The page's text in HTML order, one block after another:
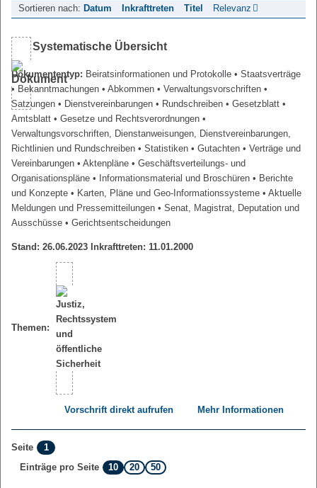
Sortieren nach: Datum Inkrafttreten Titel Relevanz
Systematische Übersicht
Dokumententyp: Beiratsinformationen und Protokolle • Staatsverträge
• Bekanntmachungen • Abkommen • Verwaltungsvorschriften •
Satzungen • Dienstvereinbarungen • Rundschreiben • Gesetzblatt •
Amtsblatt • Gesetze und Rechtsverordnungen •
Verwaltungsvorschriften, Dienstanweisungen, Dienstvereinbarungen,
Richtlinien und Rundschreiben • Statistiken • Gutachten • Verträge und
Vereinbarungen • Aktenpläne • Geschäftsverteilungs- und
Organisationspläne • Informationsmaterial und Broschüren • Berichte
und Konzepte • Karten, Pläne und Geo-Informationssysteme • Aktuelle
Meldungen und Pressemitteilungen • Senat, Magistrat, Deputation und
Ausschüsse • Gerichtsentscheidungen
Stand: 26.06.2023 Inkrafttreten: 11.01.2000
Themen:
Vorschrift direkt aufrufen Mehr Informationen
Seite
1
Einträge pro Seite
10 20 50